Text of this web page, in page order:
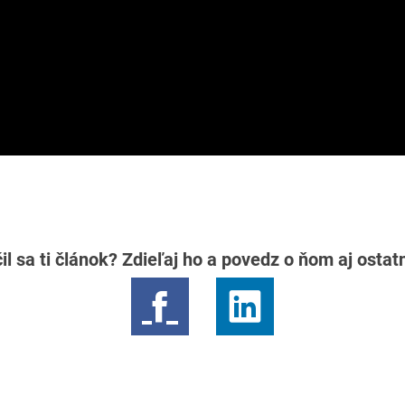
sa ti článok? Zdieľaj ho a povedz o ňom aj